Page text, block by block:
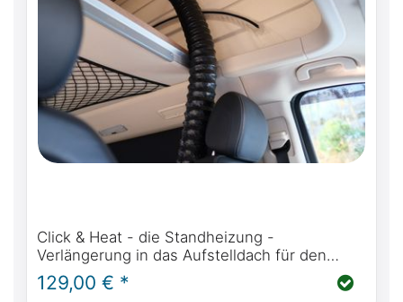
Click & Heat - die Standheizung -
Verlängerung in das Aufstelldach für den
Mercedes-Benz Marco Polo, Horizon, Activity
(W447) oder Viano MP W639
129,00 € *